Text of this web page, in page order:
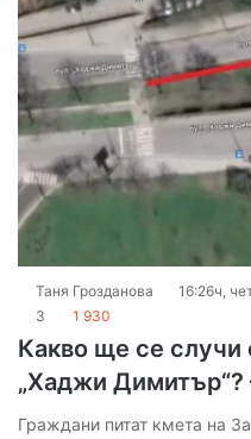
Таня Грозданова
16:26ч,
3
1 930
Какво ще се случи
„Хаджи Димитър“?
Граждани питат кмета на